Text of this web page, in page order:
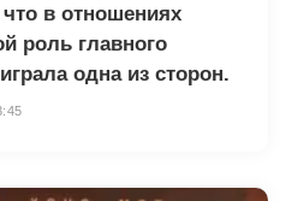
в отношениях
роль главного
одна из сторон.